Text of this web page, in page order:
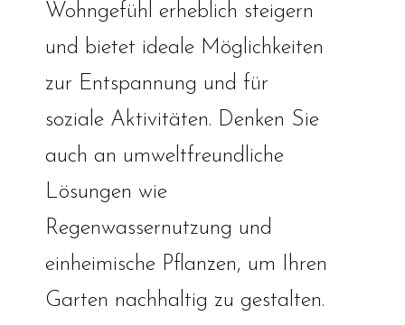
Wohngefühl erheblich steigern
und bietet ideale Möglichkeiten
zur Entspannung und für
soziale Aktivitäten. Denken Sie
auch an umweltfreundliche
Lösungen wie
Regenwassernutzung und
einheimische Pflanzen, um Ihren
Garten nachhaltig zu gestalten.